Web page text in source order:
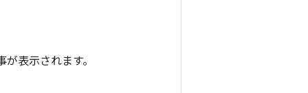
表示されます。